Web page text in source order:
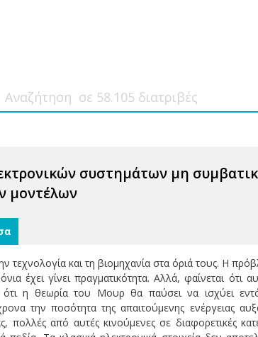
συστημάτων μη
μοντέλων
τεχνολογία και τη βιομηχανία στα όριά τους. Η
έχει γίνει πραγματικότητα. Αλλά, φαίνεται
ότι η θεωρία του Μουρ θα παύσει να ισχύει
την ποσότητα της απαιτούμενης ενέργειας
πολλές από αυτές κινούμενες σε διαφορετικές